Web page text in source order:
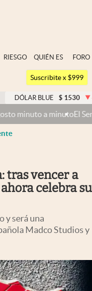
RIESGO
QUIÉN ES
QUIÉN
FORO
Argentina
México
Suscribite x $999
BLUE $ 1530 -0.65%
Senado busca aprobar la
tras vencer a
celebra su
y será una
Madco Studios y